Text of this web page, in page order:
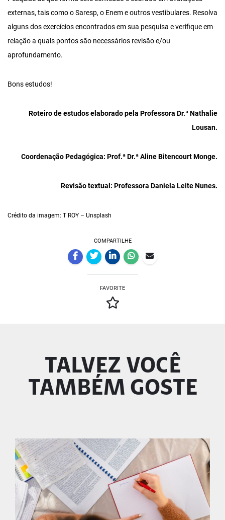
externas, tais como o Saresp, o Enem e outros vestibulares. Resolva
alguns dos exercícios encontrados em sua pesquisa e verifique em
relação a quais pontos são necessários revisão e/ou
aprofundamento.
Bons estudos!
Roteiro deestudos elaborado pela Professora Dr.ª Nathalie
Lousan.
Coordenação Pedagógica: Prof.ª Dr.ª Aline Bitencourt Monge.
Revisão textual: Professora Daniela Leite Nunes.
Crédito da imagem: T ROY – Unsplash
COMPARTILHE
FAVORITE
TALVEZ VOCÊ
TAMBÉM GOSTE